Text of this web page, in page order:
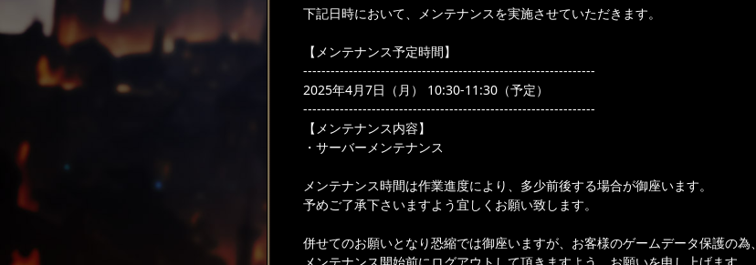
下記日時において、メンテナンスを実施させていただきます。
【メンテナンス予定時間】
----------------------------------------------------------------
2025年4月7日（月） 10:30-11:30（予定）
----------------------------------------------------------------
【メンテナンス内容】
・サーバーメンテナンス
メンテナンス時間は作業進度により、多少前後する場合が御座います。
予めご了承下さいますよう宜しくお願い致します。
併せてのお願いとなり恐縮では御座いますが、お客様のゲームデータ保護の為、